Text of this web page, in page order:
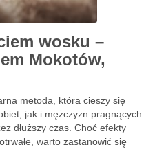
wosku –
Mokotów,
metoda, która cieszy się
jak i mężczyzn pragnących
dłuższy czas. Choć efekty
warto zastanowić się